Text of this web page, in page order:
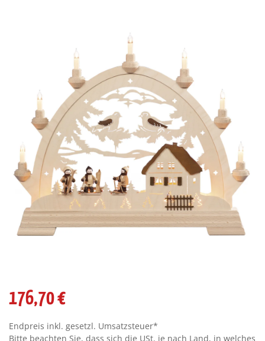
176,70 €
Endpreis inkl. gesetzl. Umsatzsteuer*
Bitte beachten Sie, dass sich die USt. je nach Land, in welches